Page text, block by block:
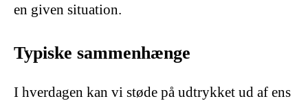
en given situation.
Typiske sammenhænge
I hverdagen kan vi støde på udtrykket ud af ens